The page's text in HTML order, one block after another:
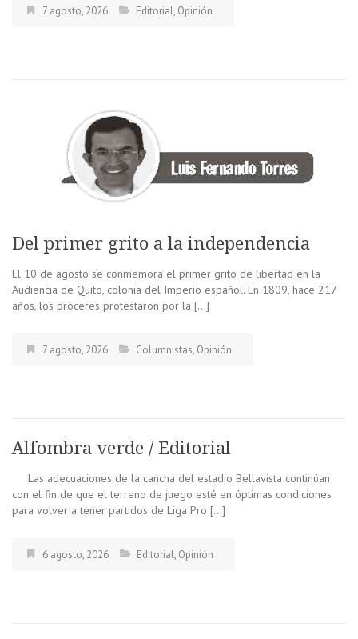
7 agosto, 2026 Editorial, Opinión
Del primer grito a la independencia
El 10 de agosto se conmemora el primer grito de libertad en la
Audiencia de Quito, colonia del Imperio español. En 1809, hace 217
años, los próceres protestaron por la […]
7 agosto, 2026 Columnistas, Opinión
Alfombra verde / Editorial
Las adecuaciones de la cancha del estadio Bellavista continúan
con el fin de que el terreno de juego esté en óptimas condiciones
para volver a tener partidos de Liga Pro […]
6 agosto, 2026 Editorial, Opinión